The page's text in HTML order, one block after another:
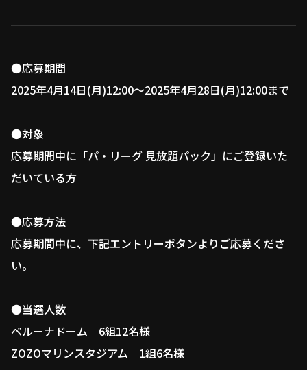
利用規約 プライバシーポリシー
特定商取引法の表示
●応募期間
2025年4月14日(月)12:00〜2025年4月28日(月)12:00まで
●対象
応募期間中に「パ・リーグ 見放題パック」にご登録いた
だいている方
●応募方法
応募期間中に、下記エントリーボタンよりご応募くださ
い。
●当選人数
ベルーナドーム 6組12名様
ZOZOマリンスタジアム 1組6名様